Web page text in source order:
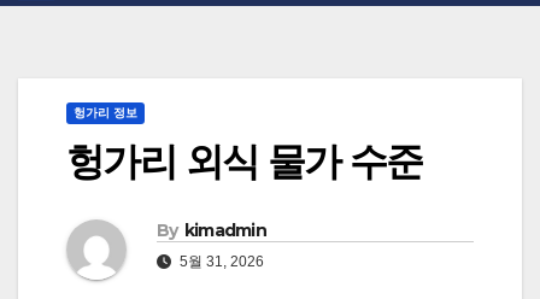
헝가리 정보
헝가리 외식 물가 수준
By kimadmin
5월 31, 2026